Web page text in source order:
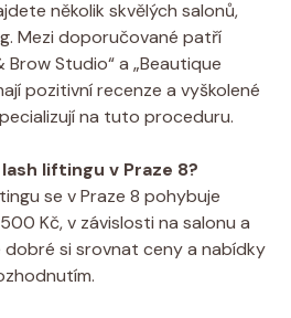
několik ​skvělých⁤ salonů,
Mezi doporučované patří
Brow Studio“ a ​„Beautique
pozitivní recenze‍ a vyškolené‍
na tuto proceduru.
liftingu v⁣ Praze 8?
se v⁣ Praze 8 pohybuje
Kč, v⁢ závislosti na salonu a
si​ srovnat ceny​ a ⁢nabídky